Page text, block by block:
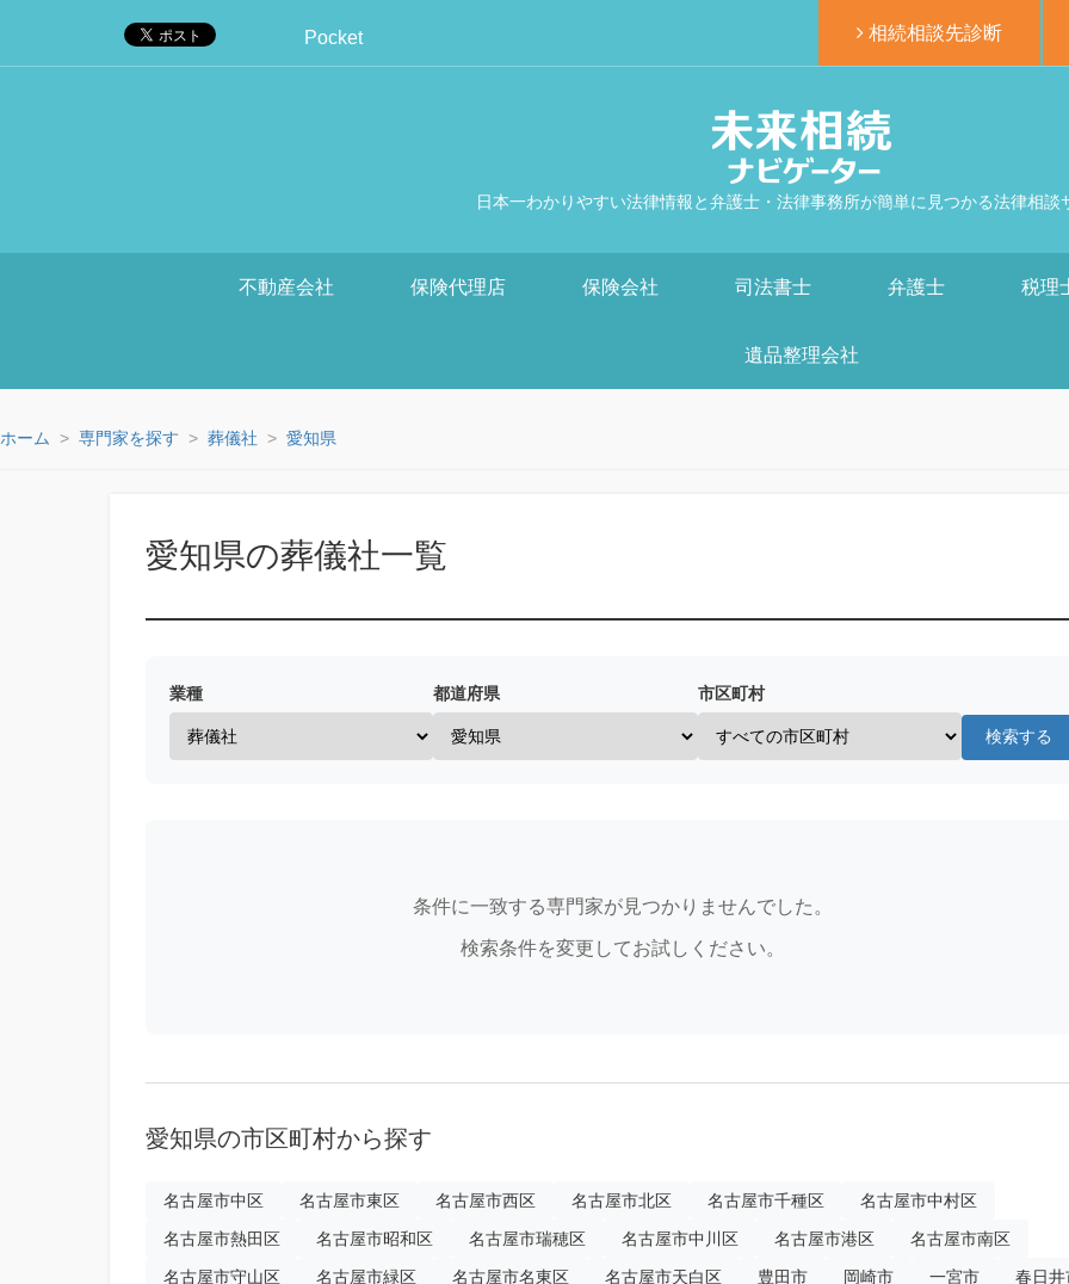
相続相談先診断
Pocket
日本一わかりやすい法律情報と弁護士・法律事務所が簡単に見つかる法律相談
不動産会社 保険代理店 保険会社 司法書士 弁護士 税理
遺品整理会社
ホーム 専門家を探す 葬儀社 愛知県
愛知県の葬儀社一覧
業種 都道府県 市区町村
検索する
条件に一致する専門家が見つかりませんでした。
検索条件を変更してお試しください。
愛知県の市区町村から探す
名古屋市中区 名古屋市東区 名古屋市西区 名古屋市北区 名古屋市千種区
名古屋市中村区
名古屋市熱田区
名古屋市昭和区 名古屋市瑞穂区 名古屋市中川区 名古屋市港区
名古屋市南区
名古屋市守山区
名古屋市緑区 名古屋市名東区 名古屋市天白区 豊田市 岡崎市 一宮市 春日井